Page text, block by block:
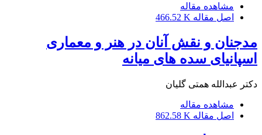
مشاهده مقاله
اصل مقاله 466.52 K
مدجنان و نقش آنان در هنر و معماری
اسپانیای سده های میانه
دکتر عبدالله همتی گلیان
مشاهده مقاله
اصل مقاله 862.58 K